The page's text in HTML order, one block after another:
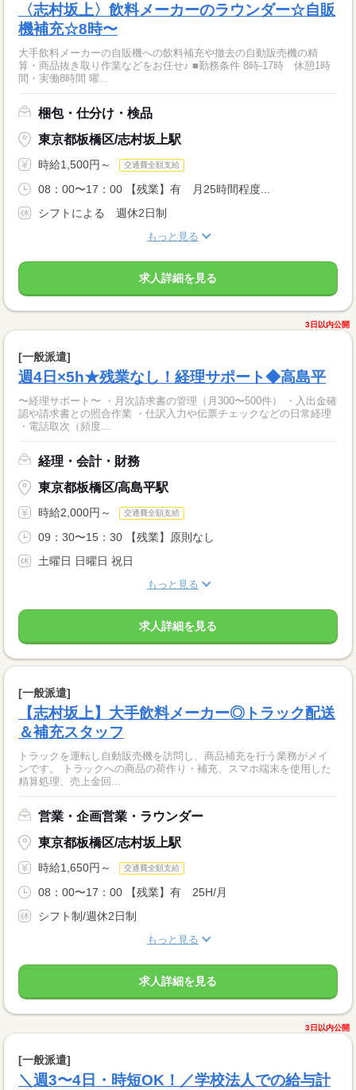
〈志村坂上〉飲料メーカーのラウンダー☆自販
機補充☆8時〜
大手飲料メーカーの自販機への飲料補充や撤去の自動販売機の精
算・商品抜き取り作業などをお任せ♪ ■勤務条件 8時‐17時 休憩1時
間・実働8時間 曜...
梱包・仕分け・検品
東京都板橋区/志村坂上駅
時給1,500円～ 交通費全額支給
08：00〜17：00 【残業】有 月25時間程度...
シフトによる 週休2日制
もっと見る
求人詳細を見る
3日以内公開
[一般派遣]
週4日×5h★残業なし！経理サポート◆高島平
〜経理サポート〜 ・月次請求書の管理（月300〜500件） ・入出金確
認や請求書との照合作業 ・仕訳入力や伝票チェックなどの日常経理
・電話取次（頻度...
経理・会計・財務
東京都板橋区/高島平駅
時給2,000円～ 交通費全額支給
09：30〜15：30 【残業】原則なし
土曜日 日曜日 祝日
もっと見る
求人詳細を見る
[一般派遣]
【志村坂上】大手飲料メーカー◎トラック配送
＆補充スタッフ
トラックを運転し自動販売機を訪問し、商品補充を行う業務がメイ
ンです。 トラックへの商品の荷作り・補充、スマホ端末を使用した
精算処理、売上金回...
営業・企画営業・ラウンダー
東京都板橋区/志村坂上駅
時給1,650円～ 交通費全額支給
08：00〜17：00 【残業】有 25H/月
シフト制/週休2日制
もっと見る
求人詳細を見る
3日以内公開
[一般派遣]
＼週3〜4日・時短OK！／学校法人での給与計